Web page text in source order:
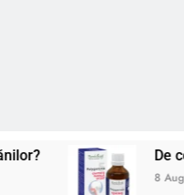
De ce ingredientele
8 August 2026